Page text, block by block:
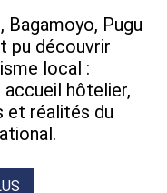
Bagamoyo, Pugu
pu découvrir
local :
hôtelier,
et réalités du